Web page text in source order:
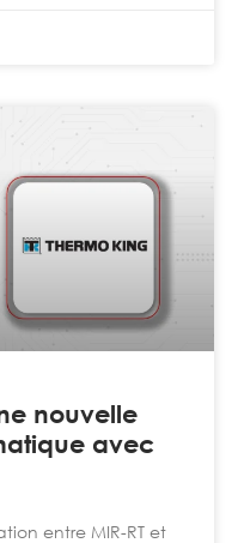
nouvelle
avec
entre MIR-RT et